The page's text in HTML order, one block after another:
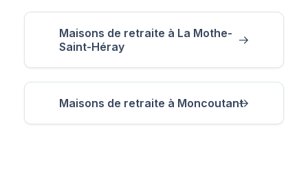
Maisons de retraite à La Mothe-
Saint-Héray
Maisons de retraite à Moncoutant